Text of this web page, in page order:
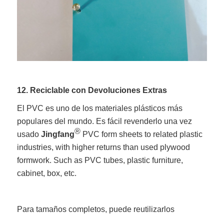
12. Reciclable con Devoluciones Extras
El PVC es uno de los materiales plásticos más
populares del mundo. Es fácil revenderlo una vez
usadoJingfang® PVC form sheets to related plastic
industries, with higher returns than used plywood
formwork. Such as PVC tubes, plastic furniture,
cabinet, box, etc.
Para tamaños completos, puede reutilizarlos